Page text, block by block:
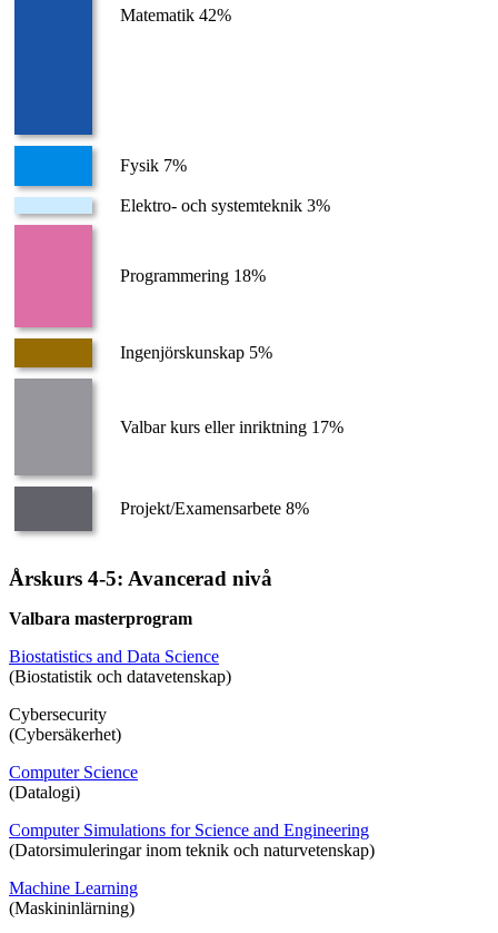
Matematik 42%
Fysik 7%
Elektro- och systemteknik 3%
Programmering 18%
Ingenjörskunskap 5%
Valbar kurs eller inriktning 17%
Projekt/Examensarbete 8%
Årskurs 4-5: Avancerad nivå
Valbara masterprogram
Biostatistics and Data Science
(Biostatistik och datavetenskap)
Cybersecurity
(Cybersäkerhet)
Computer Science
(Datalogi)
Computer Simulations for Science and Engineering
(Datorsimuleringar inom teknik och naturvetenskap)
Machine Learning
(Maskininlärning)